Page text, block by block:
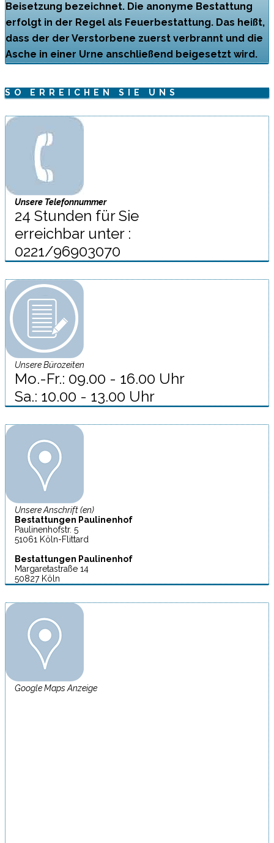
Beisetzung bezeichnet. Die anonyme Bestattung
erfolgt in der Regel als Feuerbestattung. Das heißt,
dass der der Verstorbene zuerst verbrannt und die
Asche in einer Urne anschließend beigesetzt wird.
SO ERREICHEN SIE UNS
Unsere Telefonnummer
24 Stunden für Sie
erreichbar unter :
0221/96903070
Unsere Bürozeiten
Mo.-Fr.: 09.00 - 16.00 Uhr
Sa.: 10.00 - 13.00 Uhr
Unsere Anschrift (en)
Bestattungen Paulinenhof
Paulinenhofstr. 5
51061 Köln-Flittard
Bestattungen Paulinenhof
Margaretastraße 14
50827 Köln
Google Maps Anzeige